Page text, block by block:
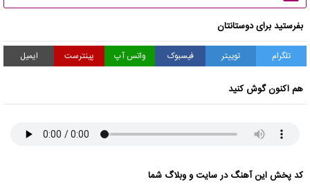
بفرستید برای دوستانتان
تلگرام توییتر فیسبوک واتس آپ پینترست ایمیل
هم اکنون گوش کنید
کد پخش این آهنگ در سایت و وبلاگ شما